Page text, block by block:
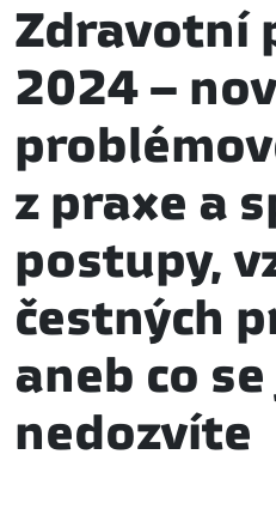
Zdravotní
2024 –
z praxe a
postupy,
čestných
aneb co
nedozvíte